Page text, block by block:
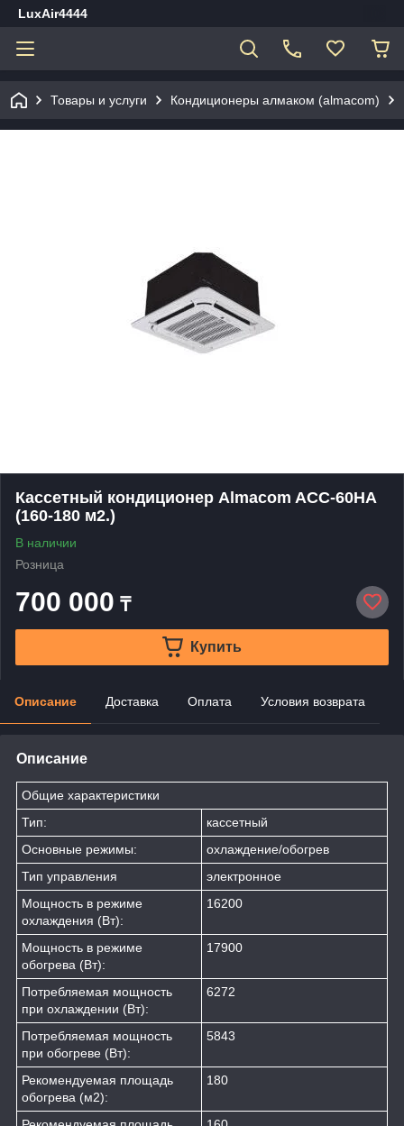
LuxAir4444
Товары и услуги Кондиционеры алмаком (almacom)
Кассетный кондиционер Almacom ACC-60HA
(160-180 м2.)
В наличии
Розница
700 000 ₸
Купить
Описание Доставка Оплата Условия возврата
Описание
Общие характеристики
Тип:
кассетный
Основные режимы:
охлаждение/обогрев
Тип управления
электронное
Мощность в режиме
охлаждения (Вт):
16200
Мощность в режиме
обогрева (Вт):
17900
Потребляемая мощность
при охлаждении (Вт):
6272
Потребляемая мощность
при обогреве (Вт):
5843
Рекомендуемая площадь
обогрева (м2):
180